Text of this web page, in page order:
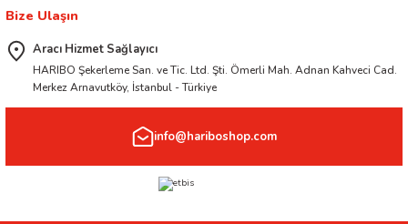
Bize Ulaşın
Aracı Hizmet Sağlayıcı
HARIBO Şekerleme San. ve Tic. Ltd. Şti. Ömerli Mah. Adnan Kahveci Cad.
Merkez Arnavutköy, İstanbul - Türkiye
info@hariboshop.com